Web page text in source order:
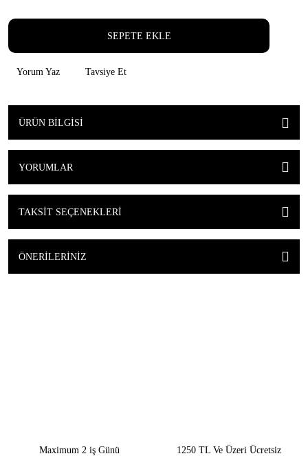
SEPETE EKLE
Yorum Yaz Tavsiye Et
ÜRÜN BILGISI
YORUMLAR
TAKSIT SEÇENEKLERI
ÖNERILERINIZ
Maximum 2 iş Günü
1250 TL Ve Üzeri Ücretsiz